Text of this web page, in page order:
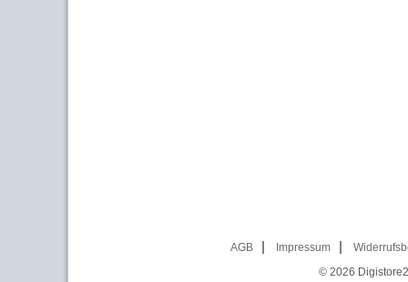
AGB Impressum
© 2026